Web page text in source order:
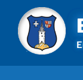
Inhalt
springen